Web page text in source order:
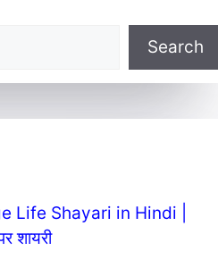
Search
Life Shayari in Hindi |
शायरी